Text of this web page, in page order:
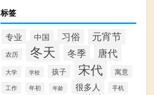
标签
专业 中国 习俗 元宵节
农历 冬天 冬季 唐代
大学 学校 孩子 宋代 寓意
工作 年初 年龄 很多人 手机